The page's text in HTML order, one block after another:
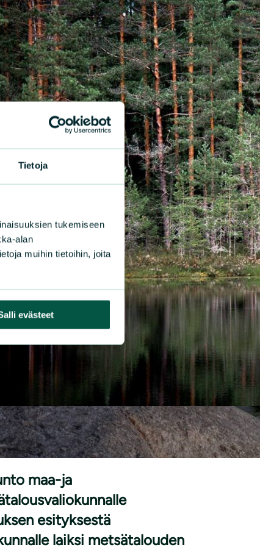
Tietoja
tukemiseen
alan
muihin tietoihin, joita
evästeet
|9.9.2025
maa-ja
esityksestä
laiksi metsätalouden